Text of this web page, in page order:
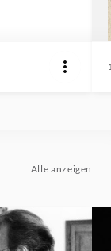
Alle anzeigen